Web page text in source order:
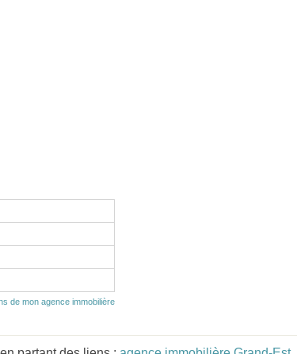
de mon agence immobilière